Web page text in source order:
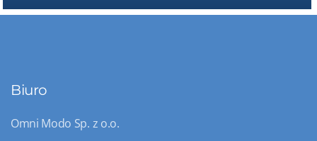
Biuro
Omni Modo Sp. z o.o.